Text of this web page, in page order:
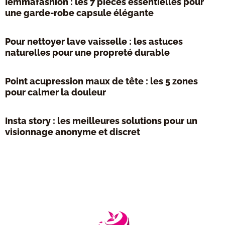
une garde-robe capsule élégante
Pour nettoyer lave vaisselle : les astuces
naturelles pour une propreté durable
Point acupression maux de tête : les 5 zones
pour calmer la douleur
Insta story : les meilleures solutions pour un
visionnage anonyme et discret